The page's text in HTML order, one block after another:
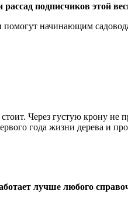
подписчиков этой
помогут начинающим
Через густую крону не
года жизни дерева и
лучше любого